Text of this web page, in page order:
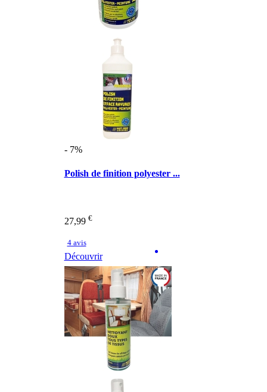
- 7%
Polish de finition polyester ...
27,99 €
4 avis
Découvrir